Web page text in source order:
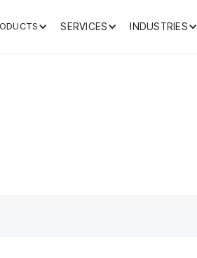
SERVICES INDUSTRIES